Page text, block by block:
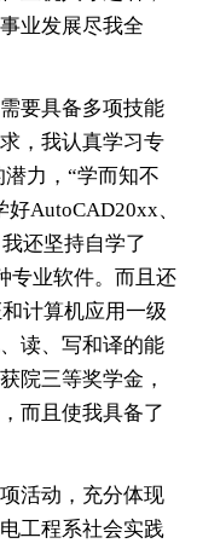
业发展尽我全
要具备多项技能
，我认真学习专
力，“学而知不
AutoCAD20xx、
还坚持自学了
专业软件。而且还
计算机应用一级
读、写和译的能
院三等奖学金，
而且使我具备了
活动，充分体现
工程系社会实践